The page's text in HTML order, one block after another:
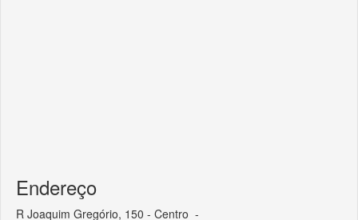
Endereço
R Joaquim Gregório, 150 - Centro -